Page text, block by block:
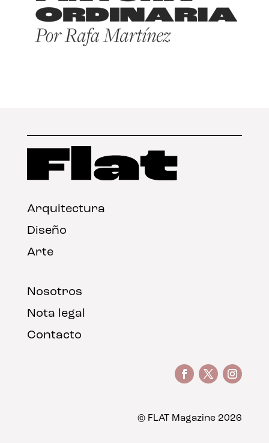
Arquitectura
Diseño
Arte
Nosotros
Nota legal
Contacto
© FLAT Magazine 2026